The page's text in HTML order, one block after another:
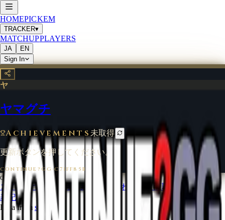
HOMEPICKEM
TRACKER▾
MATCHUPPLAYERS
JA
EN
Sign In
ヤ
ヤマグチ
Achievements未取得
更新ボタンを押してください。
CONTINUE?GG·C71FF85B
CONTINUE?GG ©
2026
コインについて 利用規約 お問い合わせ
特定商取引法に基づく
表記
Data from start.gg